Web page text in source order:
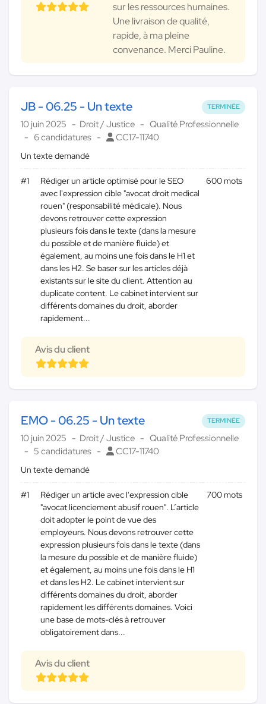
sur les ressources humaines.
Une livraison de qualité,
rapide, à ma pleine
convenance. Merci Pauline.
TERMINÉE
JB - 06.25 - Un texte
10 juin 2025 Droit / Justice
Qualité Professionnelle
6 candidatures
CC17-11740
Un texte demandé
#1
Rédiger un article optimisé pour le SEO
avec l'expression cible "avocat droit medical
rouen" (responsabilité médicale). Nous
devons retrouver cette expression
plusieurs fois dans le texte (dans la mesure
du possible et de manière fluide) et
également, au moins une fois dans le H1 et
dans les H2. Se baser sur les articles déjà
existants sur le site du client. Attention au
duplicate content. Le cabinet intervient sur
différents domaines du droit, aborder
rapidement...
600 mots
Avis du client
TERMINÉE
EMO - 06.25 - Un texte
10 juin 2025 Droit / Justice
Qualité Professionnelle
5 candidatures
CC17-11740
Un texte demandé
#1
Rédiger un article avec l'expression cible
"avocat licenciement abusif rouen". L’article
doit adopter le point de vue des
employeurs. Nous devons retrouver cette
expression plusieurs fois dans le texte (dans
la mesure du possible et de manière fluide)
et également, au moins une fois dans le H1
et dans les H2. Le cabinet intervient sur
différents domaines du droit, aborder
rapidement les différents domaines. Voici
une base de mots-clés à retrouver
obligatoirement dans...
700 mots
Avis du client